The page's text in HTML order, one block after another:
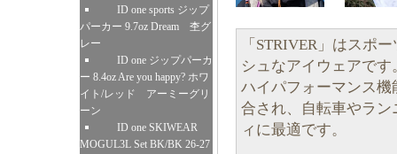
ID one sports ジップ
パーカー 9.7oz Dream 杢グ
レー
ID one ジップパーカ
ー 8.4oz Are you happy? ホワ
イト/レッド アーミーグリ
ーン
ID one SKIWEAR
MOGUL3L Set BK/BK 26-27
「STRIVER」はスポ
シュなアイウェアです
ハイパフォーマンス
合され、自転車やラ
ィに最適です。